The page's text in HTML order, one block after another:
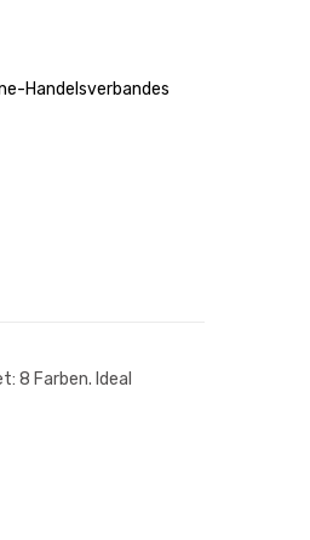
Handelsverbandes
8 Farben. Ideal